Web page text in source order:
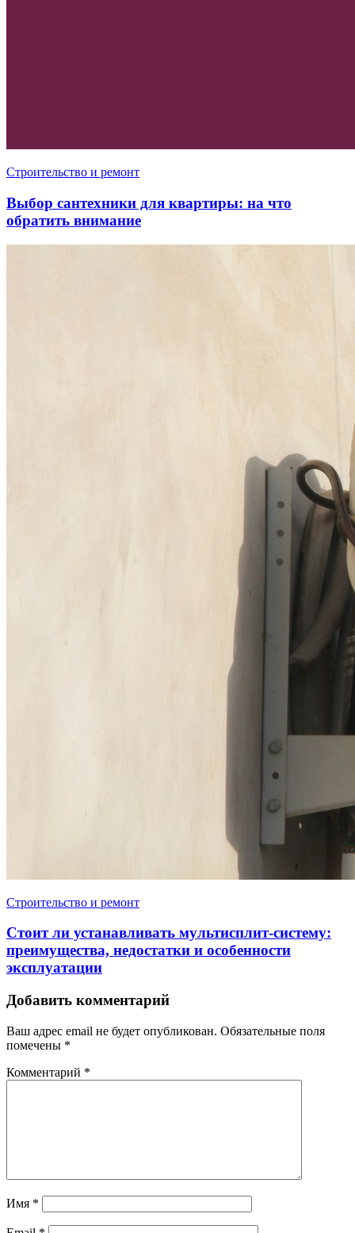
Строительство и ремонт
Выбор сантехники для квартиры: на что
обратить внимание
Строительство и ремонт
Стоит ли устанавливать мультисплит-систему:
преимущества, недостатки и особенности
эксплуатации
Добавить комментарий
Ваш адрес email не будет опубликован. Обязательные поля
помечены *
Комментарий *
Имя *